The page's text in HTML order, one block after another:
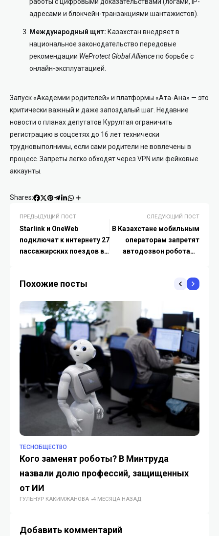
адресами и блокчейн-транзакциями шантажистов).
Международный щит: Казахстан внедряет в
национальное законодательство передовые
рекомендации WeProtect Global Allianceпо борьбе с
онлайн-эксплуатацией.
Запуск «Академии родителей» и платформы «Ата-Ана» — это
критически важный и даже запоздалый шаг. Недавние
новости о планах депутатов Курултая ограничить
регистрацию в соцсетях до 16 лет технически
трудновыполнимы, если сами родители не вовлечены в
процесс. Запреты легко обходят через VPN или фейковые
аккаунты.
Shares:
ПРЕДЫДУЩИЙ ПОСТ
Starlink и OneWeb
подключат к интернету 27
пассажирских поездов в
СЛЕДУЮЩИЙ ПОСТ
В Казахстане мобильным
операторам запретят
автодозвон роботами
Похожие посты
TECHОБЩЕСТВО
Кого заменят роботы? В Минтруда
назвали долю профессий, защищенных
от ИИ
ГУЛЬНУР КАКИМЖАНОВА 4 МЕСЯЦА НАЗАД
Добавить комментарий